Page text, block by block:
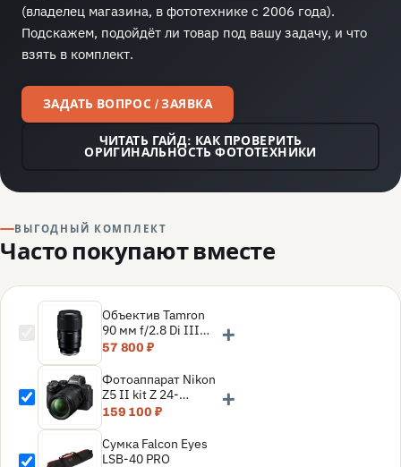
(владелец магазина, в фототехнике с 2006 года).
Подскажем, подойдёт ли товар под вашу задачу, и что
взять в комплект.
ЗАДАТЬ ВОПРОС / ЗАЯВКА
ЧИТАТЬ ГАЙД: КАК ПРОВЕРИТЬ
ОРИГИНАЛЬНОСТЬ ФОТОТЕХНИКИ
ВЫГОДНЫЙ КОМПЛЕКТ
Часто покупают вместе
Объектив Tamron
90 мм f/2.8 Di III
MACRO VXD (Sony E)
57 800 ₽
+
Фотоаппарат Nikon
Z5 II kit Z 24-
200mm f/4-6.3 VR,
159 100 ₽
+
Сумка Falcon Eyes
LSB-40 PRO